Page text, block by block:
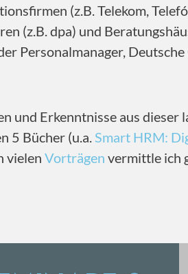
(z.B. Telekom,
(z.B. dpa) und
Personalmanager,
und Erkenntnisse aus
5 Bücher (u.a.Smart HRM:
vielen Vorträgen vermittle ich